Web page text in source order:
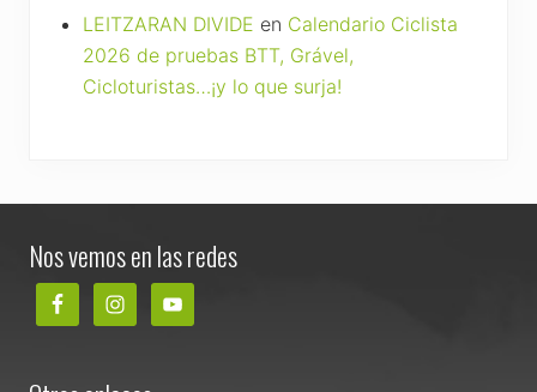
LEITZARAN DIVIDE en Calendario Ciclista
2026 de pruebas BTT, Grável,
Cicloturistas…¡y lo que surja!
Nos vemos en las redes